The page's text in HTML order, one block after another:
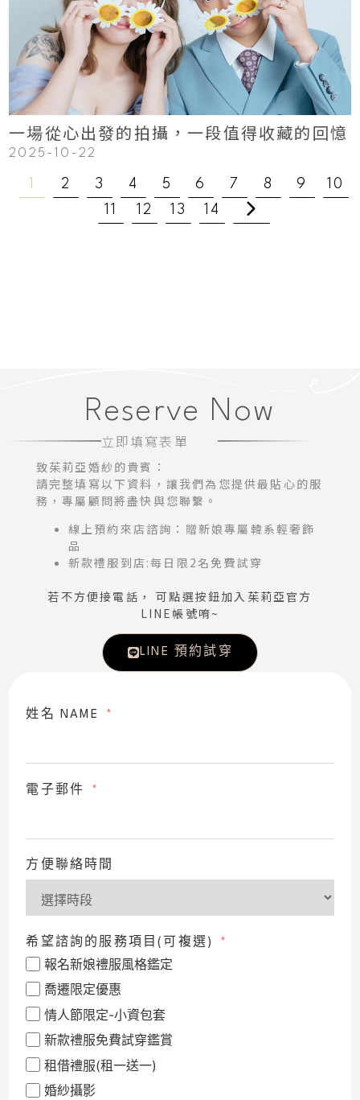
Read More
一場從心出發的拍攝，一段值得收藏的回憶
2025-10-22
1 2 3 4 5 6 7 8 9
10
11
12 13 14
Reserve Now
立即填寫表單
致茱莉亞婚紗的貴賓：
請完整填寫以下資料，讓我們為您提供最貼心的服
務，專屬顧問將盡快與您聯繫。
線上預約來店諮詢：贈新娘專屬韓系輕奢飾
品
新款禮服到店:每日限2名免費試穿
若不方便接電話， 可點選按鈕加入茱莉亞官方
LINE帳號唷~
LINE 預約試穿
姓名 NAME
電子郵件
方便聯絡時間
希望諮詢的服務項目(可複選)
報名新娘禮服風格鑑定
喬遷限定優惠
情人節限定-小資包套
新款禮服免費試穿鑑賞
租借禮服(租一送一)
婚紗攝影